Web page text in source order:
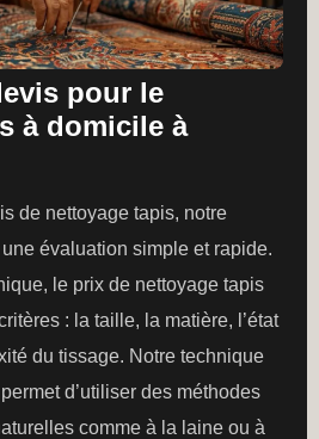
pour le
à domicile à
de nettoyage tapis, notre
évaluation simple et rapide.
le prix de nettoyage tapis
: la taille, la matière, l’état
du tissage. Notre technique
d’utiliser des méthodes
comme à la laine ou à